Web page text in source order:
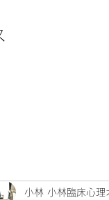
小林 小林臨床心理